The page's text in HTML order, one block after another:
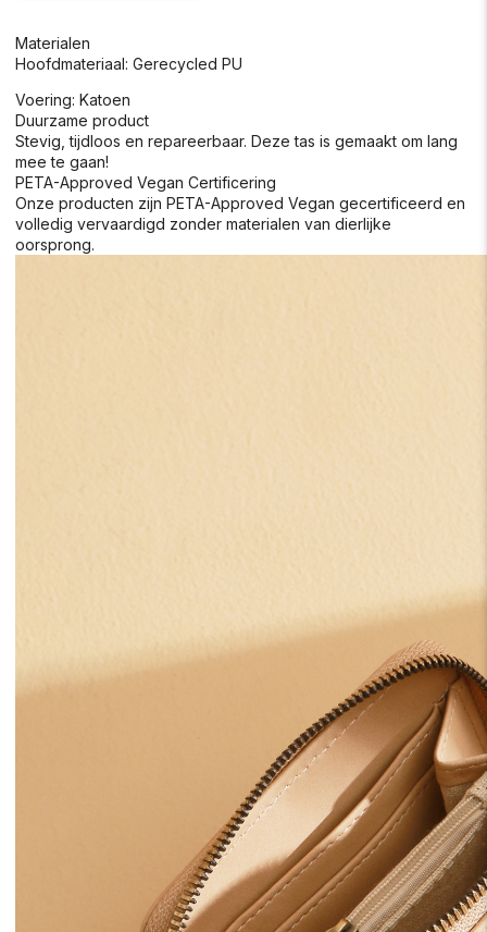
Materialen
Hoofdmateriaal: Gerecycled PU
Voering: Katoen
Duurzame product
Stevig, tijdloos en repareerbaar. Deze tas is gemaakt om lang
mee te gaan!
PETA-Approved Vegan Certificering
Onze producten zijn PETA-Approved Vegan gecertificeerd en
volledig vervaardigd zonder materialen van dierlijke
oorsprong.